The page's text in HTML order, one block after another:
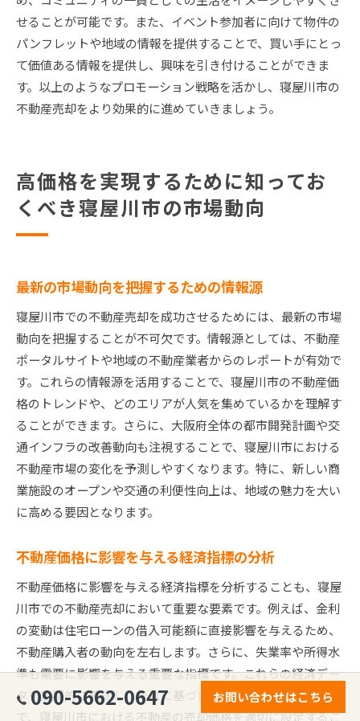
せることが可能です。また、イベント参加者に向けて物件の
パンフレットや地域の情報を提供することで、買い手にとっ
て価値ある情報を提供し、興味を引き付けることができま
す。以上のようなプロモーション戦略を活かし、寝屋川市の
不動産売却をより効果的に進めていきましょう。
高価格を実現するために知ってお
くべき寝屋川市の市場動向
最新の市場動向を把握するための情報源
寝屋川市での不動産売却を成功させるためには、最新の市場
動向を把握することが不可欠です。情報源としては、不動産
ポータルサイトや地域の不動産業者からのレポートが有効で
す。これらの情報源を活用することで、寝屋川市の不動産価
格のトレンドや、どのエリアが人気を集めているかを理解す
ることができます。さらに、大阪府全体の都市開発計画や交
通インフラの改善動向も注視することで、寝屋川市における
不動産市場の変化を予測しやすくなります。特に、新しい商
業施設のオープンや交通の利便性向上は、地域の魅力を大い
に高める要因となります。
不動産価格に影響を与える経済指標の分析
不動産価格に影響を与える経済指標を分析することも、寝屋
川市での不動産売却において重要な要素です。例えば、金利
の変動は住宅ローンの借入可能額に直接影響を与えるため、
不動産購入者の動向を左右します。さらに、失業率や所得水
準も需要に影響を与える重要な指標です。これらの経済デー
タを定期的に確認し、それに基づいた市場分析を行うこと
で、寝屋川市における不動産の売却価格を適切に設定するこ
090-5662-0647 お問い合わせはこちら